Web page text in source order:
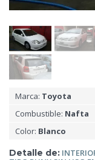
Marca: Toyota
Combustible: Nafta
Color: Blanco
Detalle de: